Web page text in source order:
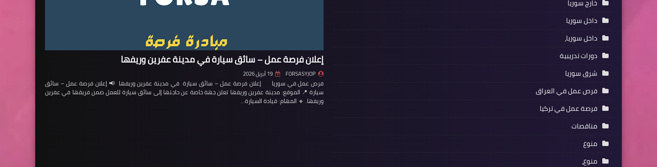
خارج سوريا
داخل سوريا
داخل سوريا،
دورات تدريبية
شرق سوريا
فرص عمل في العراق
فرصة عمل في تركيا
مناقصات
منوع
منوع،
إعلان فرصة عمل – سائق سيارة في مدينة عفرين وريفها
FORSASYJOP 19 أبريل 2026
فرص عمل في سوريا إعلان فرصة عمل – سائق سيارة في مدينة عفرين وريفها 📢 إعلان فرصة عمل – سائق
سيارة 📍 الموقع: مدينة عفرين وريفها تعلن جهة خاصة عن حاجتها إلى سائق سيارة للعمل ضمن فريقها في عفرين
وريفها. 🔹 المهام: قيادة السيارة…